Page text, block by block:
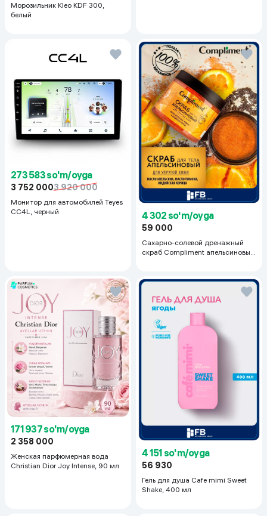
Морозильник Kleo KDF 300,
белый
273 583 so'm/oyga
3 752 0003 920 000
Монитор для автомобилей Teyes
CC4L, черный
4 302 so'm/oyga
59 000
Сахарно-солевой дренажный
скраб Compliment апельсиновый
171 937 so'm/oyga
2 358 000
Женская парфюмерная вода
Christian Dior Joy Intense, 90 мл
4 151 so'm/oyga
56 930
Гель для душа Cafe mimi Sweet
Shake, 400 мл